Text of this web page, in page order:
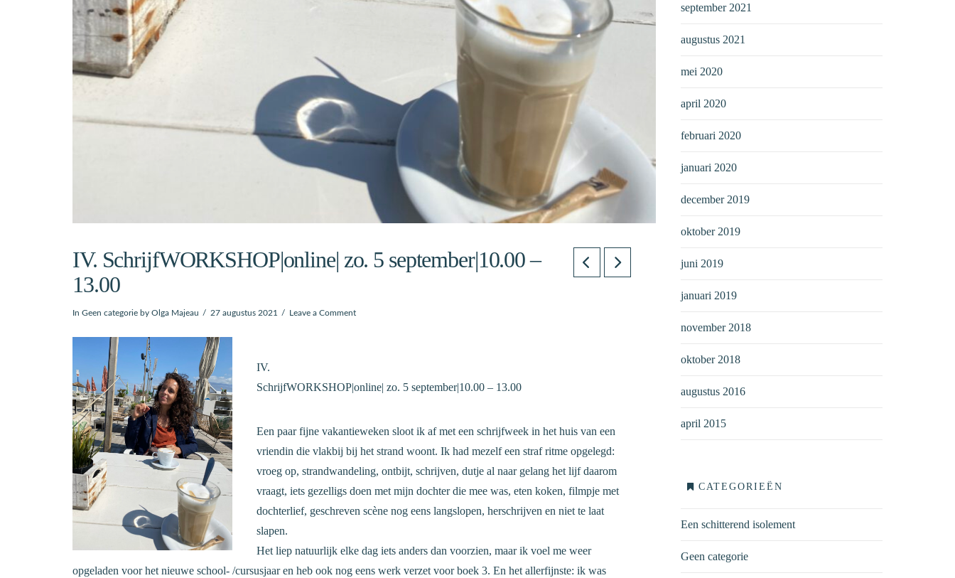
IV. SchrijfWORKSHOP|online| zo. 5 september|10.00 –
13.00
In Geen categorie by Olga Majeau 27 augustus 2021 Leave a Comment
IV.
SchrijfWORKSHOP|online| zo. 5 september|10.00 – 13.00
Een paar fijne vakantieweken sloot ik af met een schrijfweek in het huis van een
vriendin die vlakbij bij het strand woont. Ik had mezelf een straf ritme opgelegd:
vroeg op, strandwandeling, ontbijt, schrijven, dutje al naar gelang het lijf daarom
vraagt, iets gezelligs doen met mijn dochter die mee was, eten koken, filmpje met
dochterlief, geschreven scène nog eens langslopen, herschrijven en niet te laat
slapen.
Het liep natuurlijk elke dag iets anders dan voorzien, maar ik voel me weer
opgeladen voor het nieuwe school- /cursusjaar en heb ook nog eens werk verzet voor boek 3. En het allerfijnste: ik was
september 2021
augustus 2021
mei 2020
april 2020
februari 2020
januari 2020
december 2019
oktober 2019
juni 2019
januari 2019
november 2018
oktober 2018
augustus 2016
april 2015
CATEGORIEËN
Een schitterend isolement
Geen categorie